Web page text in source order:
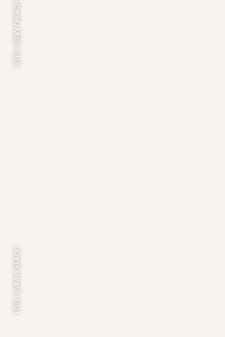
FOTO: SUNNY BEACH
FOTO: SUNNY BEACH